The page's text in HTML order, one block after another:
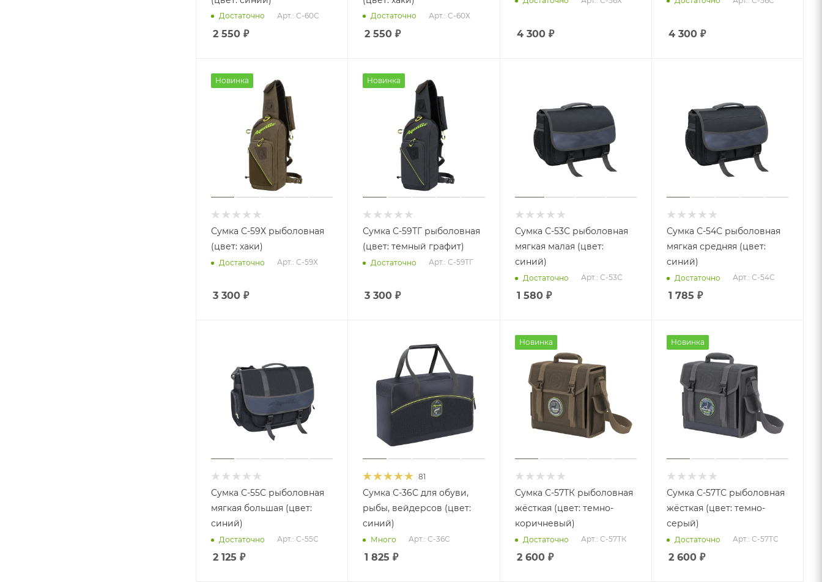
Достаточно Арт.: С-60С
2 550 ₽
Достаточно Арт.: С-60Х
2 550 ₽ 4 300₽ 4 300₽
Новинка
Сумка С-59Х рыболовная
(цвет: хаки)
Достаточно Арт.: С-59Х
3 300 ₽
Новинка
Сумка С-59ТГ рыболовная
(цвет: темный графит)
Достаточно Арт.: С-59ТГ
3 300 ₽
Сумка С-53С рыболовная
мягкая малая (цвет:
синий)
Достаточно Арт.: С-53С
1 580₽
Сумка С-54С рыболовная
мягкая средняя (цвет:
синий)
Достаточно Арт.: С-54С
1 785 ₽
Сумка С-55С рыболовная
мягкая большая (цвет:
синий)
Достаточно Арт.: С-55С
2 125 ₽
81
Сумка С-36С для обуви,
рыбы, вейдерсов (цвет:
синий)
Много Арт.: С-36С
1 825 ₽
Новинка
Сумка С-57ТК рыболовная
жёсткая (цвет: темно-
коричневый)
Достаточно Арт.: С-57ТК
2 600₽
Новинка
Сумка С-57ТС рыболовная
жёсткая (цвет: темно-
серый)
Достаточно Арт.: С-57ТС
2 600₽